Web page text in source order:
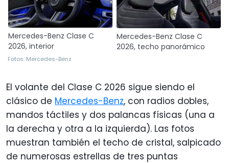
Mercedes-Benz Clase C
2026, interior
Mercedes-Benz Clase C
2026, techo panorámico
Fotos: Mercedes-Benz
El volante del Clase C 2026 sigue siendo el
clásico de Mercedes-Benz, con radios dobles,
mandos táctiles y dos palancas físicas (una a
la derecha y otra a la izquierda). Las fotos
muestran también el techo de cristal, salpicado
de numerosas estrellas de tres puntas